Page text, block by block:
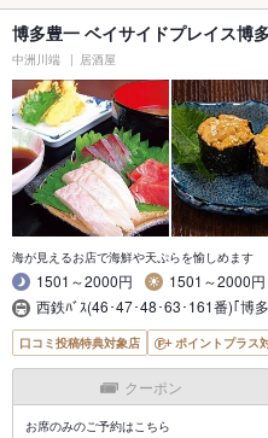
博多豊一 ベイサイドプレイス博
中洲川端 居酒屋
海が見えるお店で海鮮や天ぷらを愉しめます
1501～2000円
1501～2000円
西鉄ﾊﾞｽ(46･47･48･63･161番)｢博
口コミ投稿特典対象店 ポイントプラス
クーポン
お席のみのご予約はこちら